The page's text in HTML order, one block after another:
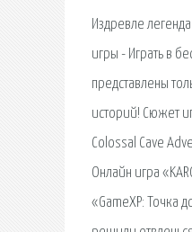
Издревле
игры - Играть в
представлены
историй! Сюжет
Colossal Cave
Онлайн игра
«GameXP: Точка